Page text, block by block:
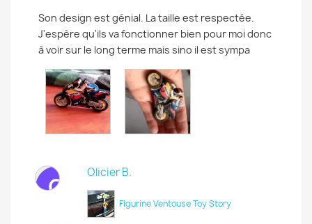
Son design est génial. La taille est respectée.
J'espère qu'ils va fonctionner bien pour moi donc
à voir sur le long terme mais sino il est sympa
O
Olicier B.
Figurine Ventouse Toy Story